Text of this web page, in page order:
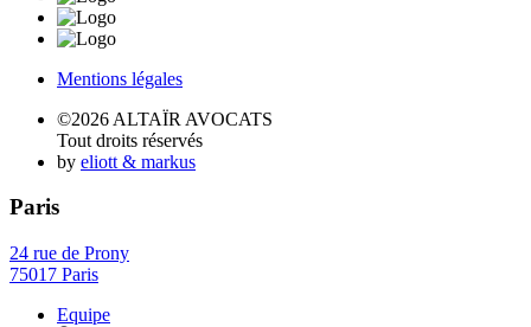
Mentions légales
©2026 ALTAÏR AVOCATS
Tout droits réservés
by eliott & markus
Paris
24 rue de Prony
75017 Paris
Equipe